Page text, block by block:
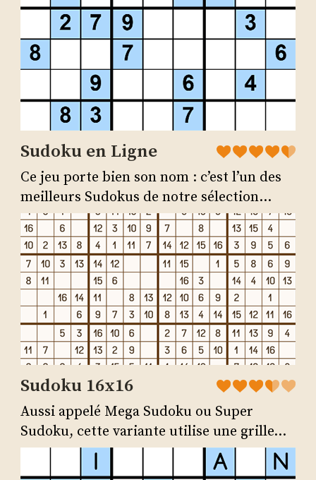
Sudoku en Ligne
Ce jeu porte bien son nom : c’est l’un des
meilleurs Sudokus de notre sélection...
Sudoku 16x16
Aussi appelé Mega Sudoku ou Super
Sudoku, cette variante utilise une grille...